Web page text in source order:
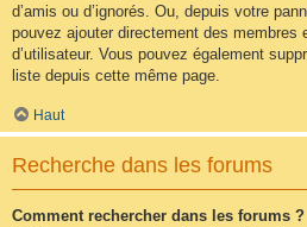
d’amis ou d’ignorés. Ou, depuis votre
pouvez ajouter directement des membres
d’utilisateur. Vous pouvez également
liste depuis cette même page.
Haut
Recherche dans les forums
Comment rechercher dans les forums ?